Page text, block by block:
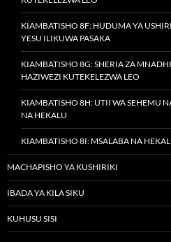
KIAMBATISHO 8F: HUDUMA YA
YESU ILIKUWA PASAKA
KIAMBATISHO 8G: SHERIA ZA
HAZIWEZI KUTEKELEZWA LEO
KIAMBATISHO 8H: UTII WA SEHEMU
NA HEKALU
KIAMBATISHO 8I: MSALABA NA
MACHAPISHO YA KUSHIRIKI
IBADA YA KILA SIKU
KUHUSU SISI